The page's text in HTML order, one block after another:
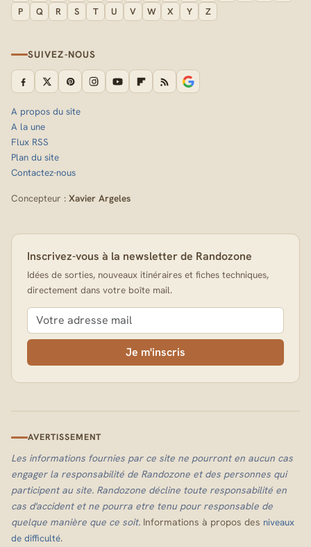
P
Q R S T U V W X Y Z
SUIVEZ-NOUS
A propos du site
A la une
Flux RSS
Plan du site
Contactez-nous
Concepteur : Xavier Argeles
Inscrivez-vous à la newsletter de Randozone
Idées de sorties, nouveaux itinéraires et fiches techniques,
directement dans votre boîte mail.
Je m'inscris
AVERTISSEMENT
Les informations fournies par ce site ne pourront en aucun cas
engager la responsabilité de Randozone et des personnes qui
participent au site. Randozone décline toute responsabilité en
cas d'accident et ne pourra etre tenu pour responsable de
quelque manière que ce soit. Informations à propos des niveaux
de difficulté.